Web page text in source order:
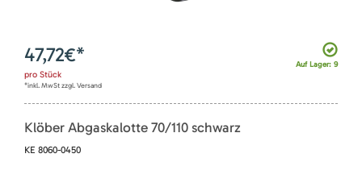
Auf Lager: 9
47,72€*
pro Stück
*inkl. MwSt zzgl. Versand
Klöber Abgaskalotte 70/110 schwarz
KE 8060-0450